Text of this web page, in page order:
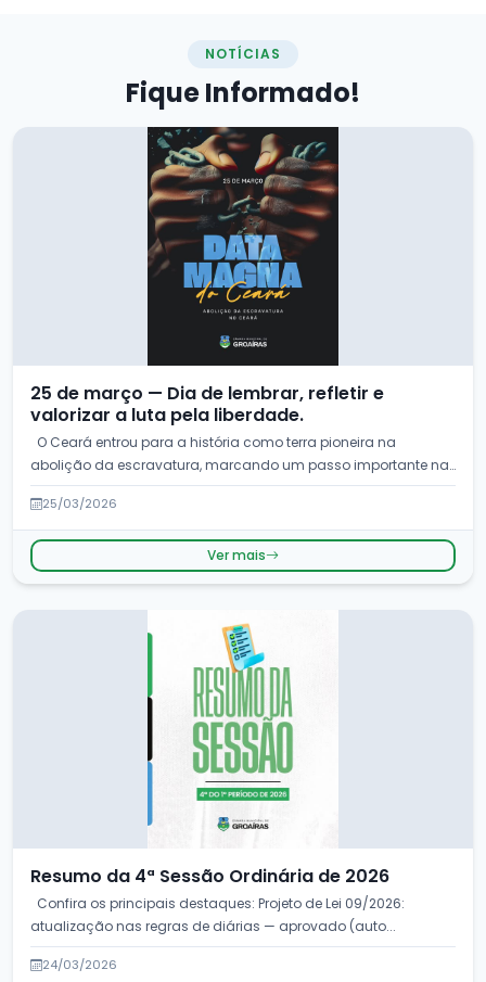
NOTÍCIAS
FiqueInformado!
25 de março — Dia de lembrar, refletir e
valorizar a luta pela liberdade.
abolição da escravatura, marcando um passo importante na
c...
25/03/2026
Ver mais
Resumo da 4ª Sessão Ordinária de 2026
atualização nas regras de diárias — aprovado (auto...
24/03/2026